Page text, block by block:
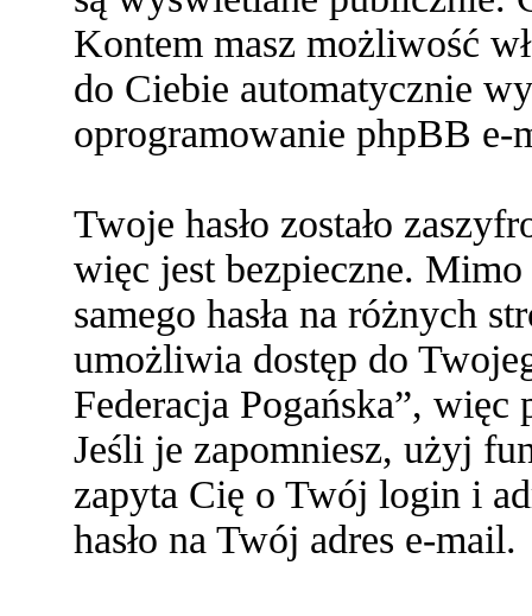
Kontem masz możliwość
do Ciebie automatycznie
oprogramowanie phpBB e-
Twoje hasło zostało
więc jest bezpieczne.
samego hasła na różnych
umożliwia dostęp do
Federacja Pogańska”,
Jeśli je zapomniesz, użyj
zapyta Cię o Twój login i
hasło na Twój adres e-mail.